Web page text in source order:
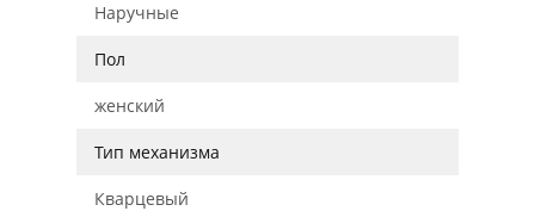
Наручные
Пол
женский
Тип механизма
Кварцевый